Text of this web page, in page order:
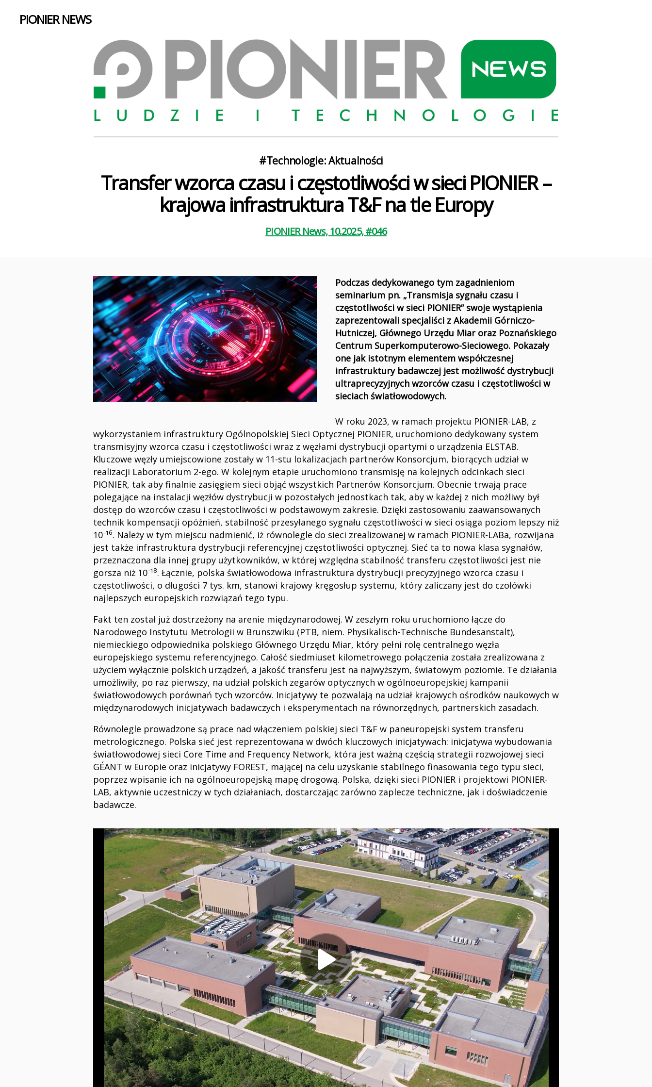
PIONIER NEWS
Kategorie
#Technologie: Aktualności
Transfer wzorca czasu i częstotliwości w sieci PIONIER –
krajowa infrastruktura T&F na tle Europy
PIONIER News, 10.2025, #046
Podczas dedykowanego tym zagadnieniom
seminarium pn. „Transmisja sygnału czasu i
częstotliwości w sieci PIONIER” swoje wystąpienia
zaprezentowali specjaliści z Akademii Górniczo-
Hutniczej, Głównego Urzędu Miar oraz Poznańskiego
Centrum Superkomputerowo-Sieciowego. Pokazały
one jak istotnym elementem współczesnej
infrastruktury badawczej jest możliwość dystrybucji
ultraprecyzyjnych wzorców czasu i częstotliwości w
sieciach światłowodowych.
W roku 2023, w ramach projektu PIONIER-LAB, z
wykorzystaniem infrastruktury Ogólnopolskiej Sieci Optycznej PIONIER, uruchomiono dedykowany system
transmisyjny wzorca czasu i częstotliwości wraz z węzłami dystrybucji opartymi o urządzenia ELSTAB.
Kluczowe węzły umiejscowione zostały w 11-stu lokalizacjach partnerów Konsorcjum, biorących udział w
realizacji Laboratorium 2-ego. W kolejnym etapie uruchomiono transmisję na kolejnych odcinkach sieci
PIONIER, tak aby finalnie zasięgiem sieci objąć wszystkich Partnerów Konsorcjum. Obecnie trwają prace
polegające na instalacji węzłów dystrybucji w pozostałych jednostkach tak, aby w każdej z nich możliwy był
dostęp do wzorców czasu i częstotliwości w podstawowym zakresie. Dzięki zastosowaniu zaawansowanych
technik kompensacji opóźnień, stabilność przesyłanego sygnału częstotliwości w sieci osiąga poziom lepszy niż
10⁻¹6. Należy w tym miejscu nadmienić, iż równolegle do sieci zrealizowanej w ramach PIONIER-LABa, rozwijana
jest także infrastruktura dystrybucji referencyjnej częstotliwości optycznej. Sieć ta to nowa klasa sygnałów,
przeznaczona dla innej grupy użytkowników, w której względna stabilność transferu częstotliwości jest nie
gorsza niż 10⁻¹8. Łącznie, polska światłowodowa infrastruktura dystrybucji precyzyjnego wzorca czasu i
częstotliwości, o długości 7 tys. km, stanowi krajowy kręgosłup systemu, który zaliczany jest do czołówki
najlepszych europejskich rozwiązań tego typu.
Fakt ten został już dostrzeżony na arenie międzynarodowej. W zeszłym roku uruchomiono łącze do
Narodowego Instytutu Metrologii w Brunszwiku (PTB, niem. Physikalisch-Technische Bundesanstalt),
niemieckiego odpowiednika polskiego Głównego Urzędu Miar, który pełni rolę centralnego węzła
europejskiego systemu referencyjnego. Całość siedmiuset kilometrowego połączenia została zrealizowana z
użyciem wyłącznie polskich urządzeń, a jakość transferu jest na najwyższym, światowym poziomie. Te działania
umożliwiły, po raz pierwszy, na udział polskich zegarów optycznych w ogólnoeuropejskiej kampanii
światłowodowych porównań tych wzorców. Inicjatywy te pozwalają na udział krajowych ośrodków naukowych w
międzynarodowych inicjatywach badawczych i eksperymentach na równorzędnych, partnerskich zasadach.
Równolegle prowadzone są prace nad włączeniem polskiej sieci T&F w paneuropejski system transferu
metrologicznego. Polska sieć jest reprezentowana w dwóch kluczowych inicjatywach: inicjatywa wybudowania
światłowodowej sieci Core Time and Frequency Network, która jest ważną częścią strategii rozwojowej sieci
GÉANT w Europie oraz inicjatywy FOREST, mającej na celu uzyskanie stabilnego finasowania tego typu sieci,
poprzez wpisanie ich na ogólnoeuropejską mapę drogową. Polska, dzięki sieci PIONIER i projektowi PIONIER-
LAB, aktywnie uczestniczy w tych działaniach, dostarczając zarówno zaplecze techniczne, jak i doświadczenie
badawcze.